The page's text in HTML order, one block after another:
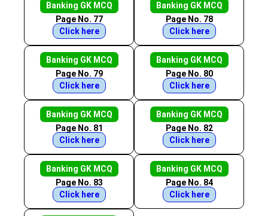
Banking GK MCQ
Page No. 77
Click here
Banking GK MCQ
Page No. 78
Click here
Banking GK MCQ
Page No. 79
Click here
Banking GK MCQ
Page No. 80
Click here
Banking GK MCQ
Page No. 81
Click here
Banking GK MCQ
Page No. 82
Click here
Banking GK MCQ
Page No. 83
Click here
Banking GK MCQ
Page No. 84
Click here